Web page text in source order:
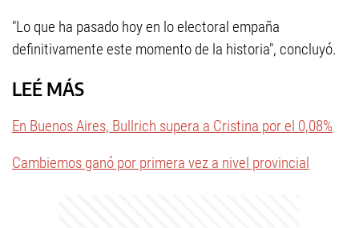
"Lo que ha pasado hoy en lo electoral empaña
definitivamente este momento de la historia", concluyó.
LEÉ MÁS
En Buenos Aires, Bullrich supera a Cristina por el 0,08%
Cambiemos ganó por primera vez a nivel provincial